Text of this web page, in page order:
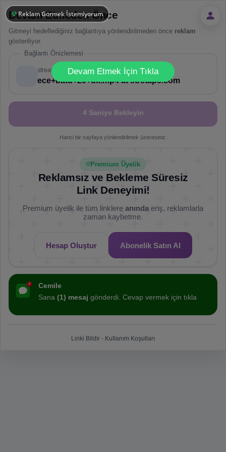
Devam Etmeden Önce
Gitmeyi hedeflediğiniz bağlantıya yönlendirilmeden önce reklam
gösteriliyor.
Bağlantı Önizlemesi
streamtape.com Video
ece+batu+29+dk.mp4 at stretape.com
4 Saniye Bekleyin
Harici bir sayfaya yönlendirilmek üzeresiniz.
Premium Üyelik
Reklamsız ve Bekleme Süresiz
Link Deneyimi!
Premium üyelik ile tüm linklere anında eriş, reklamlarla
zaman kaybetme.
Hesap Oluştur Abonelik Satın Al
Cemile
Sana (1) mesaj gönderdi. Cevap vermek için tıkla
Linki Bildir - Kullanım Koşulları
! Not valid!
Devam Etmek İçin Tıkla
Reklam Görmek İstemiyorum